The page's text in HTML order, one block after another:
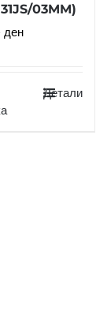
03MM)
ден
Детали